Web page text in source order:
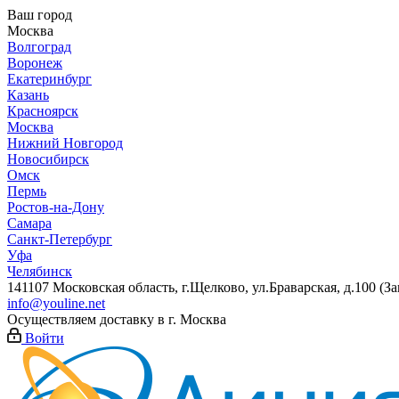
Ваш город
Москва
Волгоград
Воронеж
Екатеринбург
Казань
Красноярск
Москва
Нижний Новгород
Новосибирск
Омск
Пермь
Ростов-на-Дону
Самара
Санкт-Петербург
Уфа
Челябинск
141107 Московская область, г.Щелково, ул.Браварская, д.100
info@youline.net
Осуществляем доставку в г. Москва
Войти